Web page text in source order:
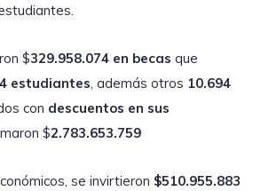
$329.958.074 en becas que
estudiantes , además otros 10.694
con descuentos en sus
$2.783.653.759
se invirtieron $510.955.883